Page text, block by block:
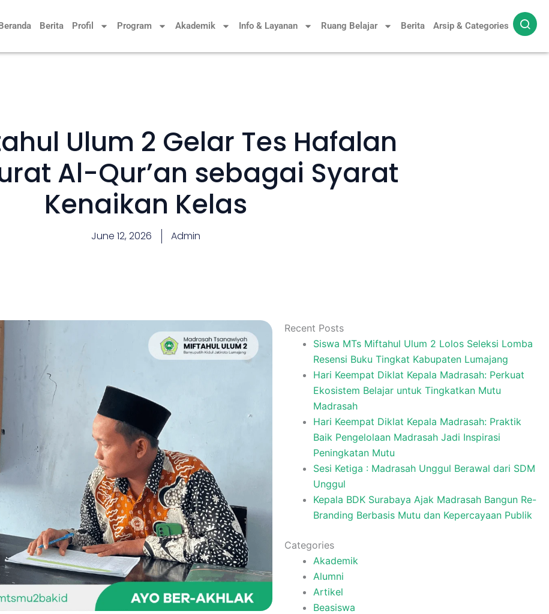
Berita Profil Program Akademik Info & Layanan Ruang Belajar Berita Arsip & Categories
Ulum 2 Gelar Tes Hafalan
Al-Qur’an sebagai Syarat
Kenaikan Kelas
June 12, 2026 Admin
Recent Posts
Siswa MTs Miftahul Ulum 2 Lolos Seleksi Lomba
Resensi Buku Tingkat Kabupaten Lumajang
Hari Keempat Diklat Kepala Madrasah: Perkuat
Ekosistem Belajar untuk Tingkatkan Mutu
Madrasah
Hari Keempat Diklat Kepala Madrasah: Praktik
Baik Pengelolaan Madrasah Jadi Inspirasi
Peningkatan Mutu
Sesi Ketiga : Madrasah Unggul Berawal dari SDM
Unggul
Kepala BDK Surabaya Ajak Madrasah Bangun Re-
Branding Berbasis Mutu dan Kepercayaan Publik
Categories
Akademik
Alumni
Artikel
Beasiswa